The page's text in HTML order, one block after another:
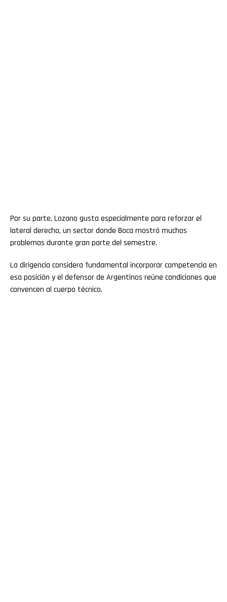
Por su parte, Lozano gusta especialmente para reforzar el
lateral derecho, un sector donde Boca mostró muchos
problemas durante gran parte del semestre.
La dirigencia considera fundamental incorporar competencia en
esa posición y el defensor de Argentinos reúne condiciones que
convencen al cuerpo técnico.